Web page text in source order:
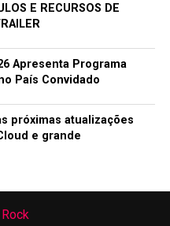
E RECURSOS DE
Apresenta Programa
País Convidado
próximas atualizações
e grande